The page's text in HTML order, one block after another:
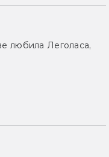
любила Леголаса,